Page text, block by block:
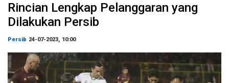
Rincian Lengkap Pelanggaran yang
Dilakukan Persib
Persib 24-07-2023, 10:00